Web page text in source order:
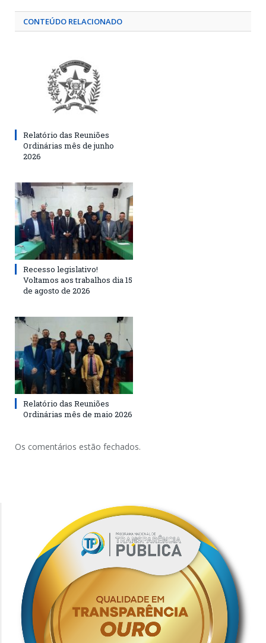
CONTEÚDO RELACIONADO
Relatório das Reuniões
Ordinárias mês de junho
2026
Recesso legislativo!
Voltamos aos trabalhos dia 15
de agosto de 2026
Relatório das Reuniões
Ordinárias mês de maio 2026
Os comentários estão fechados.